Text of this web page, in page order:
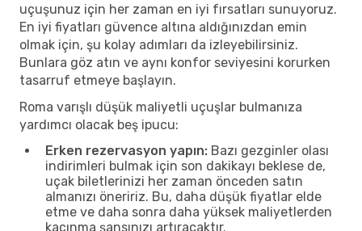
uçuşunuz için her zaman en iyi fırsatları sunuyoruz.
En iyi fiyatları güvence altına aldığınızdan emin
olmak için, şu kolay adımları da izleyebilirsiniz.
Bunlara göz atın ve aynı konfor seviyesini korurken
tasarruf etmeye başlayın.
Roma varışlı düşük maliyetli uçuşlar bulmanıza
yardımcı olacak beş ipucu:
Erken rezervasyon yapın: Bazı gezginler olası
indirimleri bulmak için son dakikayı beklese de,
uçak biletlerinizi her zaman önceden satın
almanızı öneririz. Bu, daha düşük fiyatlar elde
etme ve daha sonra daha yüksek maliyetlerden
kaçınma şansınızı artıracaktır.